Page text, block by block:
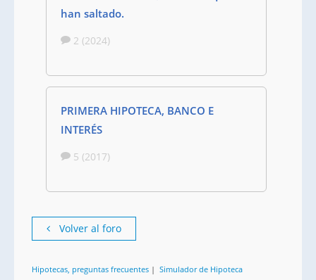
han saltado.
2 (2024)
PRIMERA HIPOTECA, BANCO E
INTERÉS
5 (2017)
Volver al foro
Hipotecas, preguntas frecuentes | Simulador de Hipoteca